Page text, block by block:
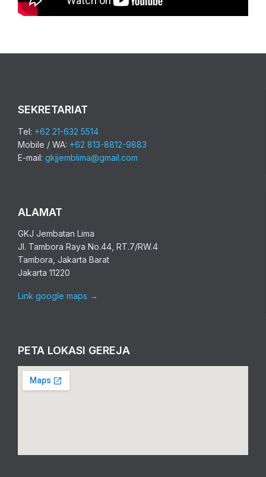
SEKRETARIAT
Tel: +62 21-632 5514
Mobile / WA: +62 813-8812-9883
E-mail: gkjjemblima@gmail.com
ALAMAT
GKJ Jembatan Lima
Jl. Tambora Raya No.44, RT.7/RW.4
Tambora, Jakarta Barat
Jakarta 11220
Link google maps →
PETA LOKASI GEREJA